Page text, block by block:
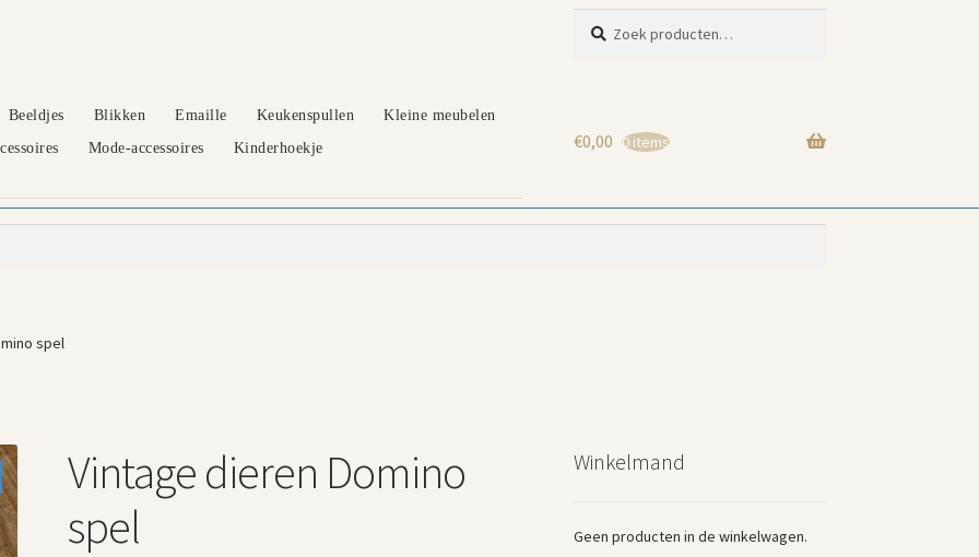
naar:
Beeldjes Blikken Emaille Keukenspullen
Kleine meubelen
Mode-accessoires Kinderhoekje €0,00 0 items
spel
Vintage dieren Domino
spel
Winkelmand
Geen producten in de winkelwagen.